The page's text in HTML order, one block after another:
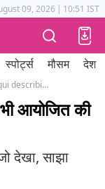
Tak Astrotak
09, 2026 | 10:51 IST
स्पोर्ट्स मौसम देश
Facebook post of Ajmal Siddiqui describing how a man plays violin in a hotel in Mussoorie in order to rise money for his unwell wife
आयोजित की
देखा, साझा